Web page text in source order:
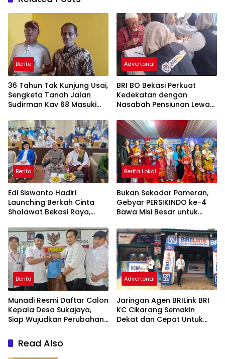
Berita
36 Tahun Tak Kunjung Usai,
Sengketa Tanah Jalan
Sudirman Kav 68 Masuki
Advertorial
BRI BO Bekasi Perkuat
Kedekatan dengan
Nasabah Pensiunan Lewat
Berita
Edi Siswanto Hadiri
Launching Berkah Cinta
Sholawat Bekasi Raya,
yang Amanah
Berita Lokal
Bukan Sekadar Pameran,
Gebyar PERSIKINDO ke-4
Bawa Misi Besar untuk
Berita
Munadi Resmi Daftar Calon
Kepala Desa Sukajaya,
Siap Wujudkan Perubahan
Advertorial
Jaringan Agen BRILink BRI
KC Cikarang Semakin
Dekat dan Cepat Untuk
Read Also